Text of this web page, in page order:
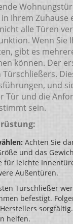
Ihrem Zuhause
alle Türen
Wenn Sie
gibt es
können. Der
und
Tür und die
sein.
Achten Sie
und das
für leichte
Außentüren.
Türschließer
befestigt.
helfen.